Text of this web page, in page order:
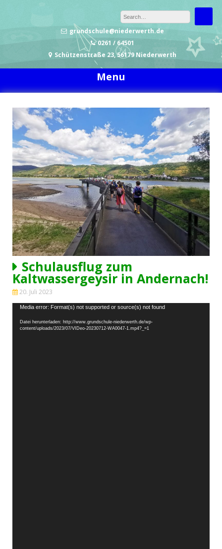
grundschule@niederwerth.de
0261 / 64501
Schützenstraße 23, 56179 Niederwerth
Menu
Schulausflug zum
Kaltwassergeysir in Andernach!
20. Juli 2023
Video-
Player
Media error: Format(s) not supported or source(s) not found
Datei herunterladen: http://www.grundschule-niederwerth.de/wp-
content/uploads/2023/07/VIDeo-20230712-WA0047-1.mp4?_=1